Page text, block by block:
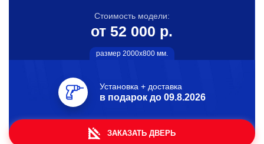
Стоимость модели:
от 52 000 р.
размер 2000х800 мм.
Установка + доставка
в подарок до 09.8.2026
ЗАКАЗАТЬ ДВЕРЬ